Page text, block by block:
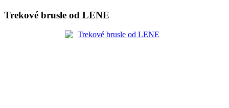
Trekové brusle od LENE